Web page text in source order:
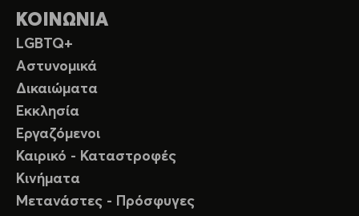
ΚΟΙΝΩΝΙΑ
LGBTQ+
Αστυνομικά
Δικαιώματα
Εκκλησία
Εργαζόμενοι
Καιρικό - Καταστροφές
Κινήματα
Μετανάστες - Πρόσφυγες